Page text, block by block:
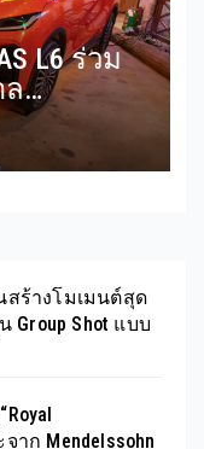
L6 ร่วม
ล
สะท้อน
มยั่งยืน
ข้าด้วยกัน
สร้างโมเมนต์สุด
Group Shot แบบ
าก Mendelssohn